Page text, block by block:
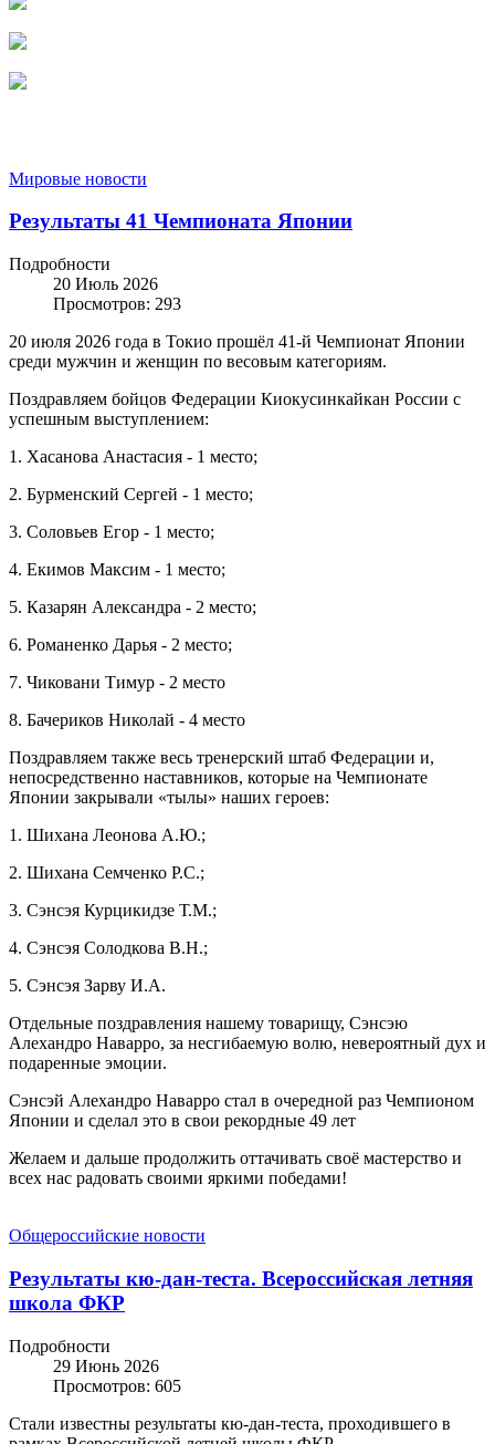
Мировые новости
Результаты 41 Чемпионата Японии
Подробности
20 Июль 2026
Просмотров: 293
20 июля 2026 года в Токио прошёл 41-й Чемпионат Японии
среди мужчин и женщин по весовым категориям.
Поздравляем бойцов Федерации Киокусинкайкан России с
успешным выступлением:
1. Хасанова Анастасия - 1 место;
2. Бурменский Сергей - 1 место;
3. Соловьев Егор - 1 место;
4. Екимов Максим - 1 место;
5. Казарян Александра - 2 место;
6. Романенко Дарья - 2 место;
7. Чиковани Тимур - 2 место
8. Бачериков Николай - 4 место
Поздравляем также весь тренерский штаб Федерации и,
непосредственно наставников, которые на Чемпионате
Японии закрывали «тылы» наших героев:
1. Шихана Леонова А.Ю.;
2. Шихана Семченко Р.С.;
3. Сэнсэя Курцикидзе Т.М.;
4. Сэнсэя Солодкова В.Н.;
5. Сэнсэя Зарву И.А.
Отдельные поздравления нашему товарищу, Сэнсэю
Алехандро Наварро, за несгибаемую волю, невероятный дух и
подаренные эмоции.
Сэнсэй Алехандро Наварро стал в очередной раз Чемпионом
Японии и сделал это в свои рекордные 49 лет
Желаем и дальше продолжить оттачивать своё мастерство и
всех нас радовать своими яркими победами!
Общероссийские новости
Результаты кю-дан-теста. Всероссийская летняя
школа ФКР
Подробности
29 Июнь 2026
Просмотров: 605
Стали известны результаты кю-дан-теста, проходившего в